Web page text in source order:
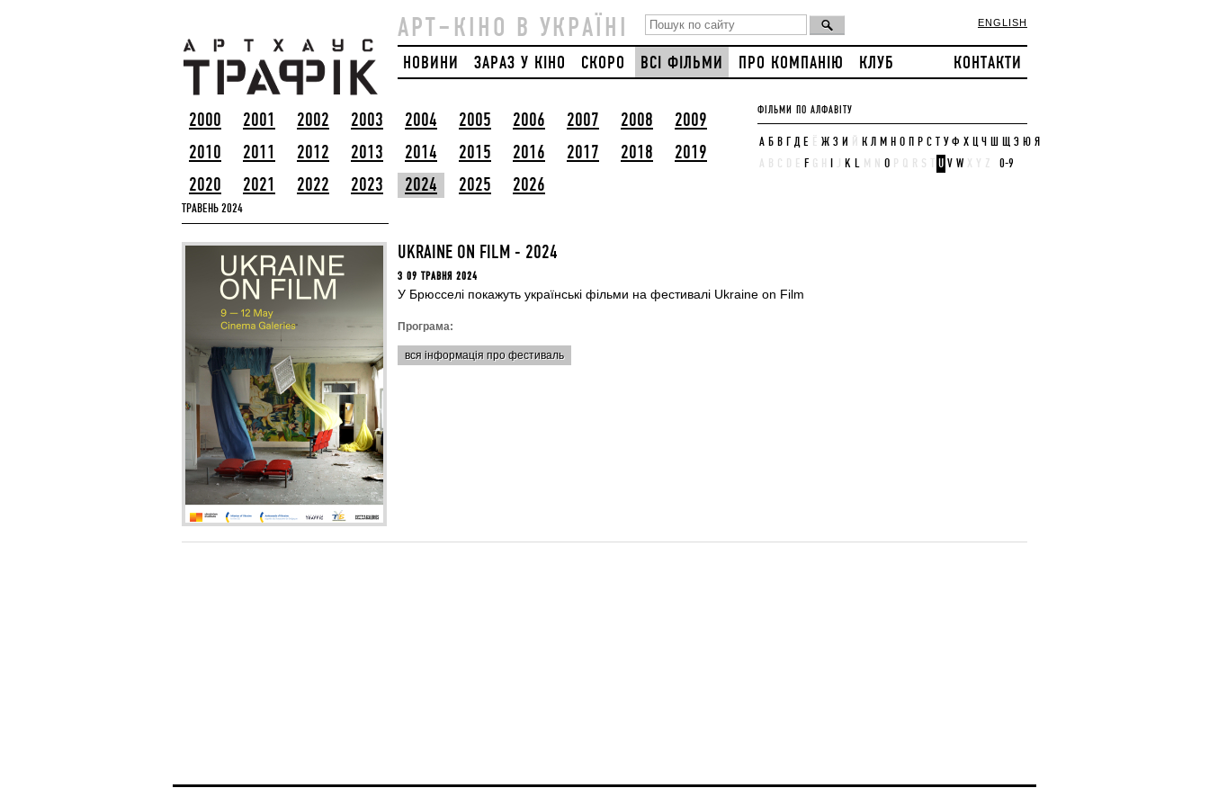
АРТ–КІНО В УКРАЇНІ ENGLISH
НОВИНИ ЗАРАЗ У КІНО СКОРО ВСІ ФІЛЬМИ ПРО КОМПАНІЮ КЛУБ КОНТАКТИ
2000 2001 2002 2003 2004 2005 2006 2007 2008
2009
2010
2011 2012 2013 2014 2015 2016 2017 2018
2019
2020
2021 2022 2023 2024 2025 2026
ФІЛЬМИ ПО АЛФАВІТУ
А Б В Г Д Е Ё Ж З И Й К Л М Н О П Р С Т У Ф Х Ц Ч Ш Щ Э Ю Я
A B C D E F G H J K L M N O P Q R S T U V W X Y Z 0-9
ТРАВЕНЬ 2024
UKRAINE ON FILM - 2024
З 09 ТРАВНЯ 2024
У Брюсселі покажуть українські фільми на фестивалі Ukraine on Film
Програма:
вся інформація про фестиваль